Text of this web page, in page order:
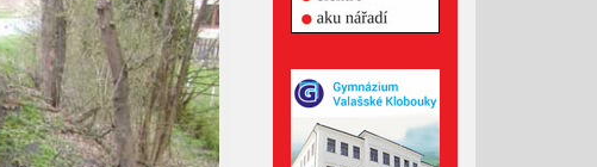
Duben 2025
Únor 2025
Leden 2025
Prosinec 2024